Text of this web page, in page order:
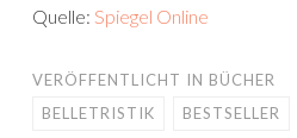
Quelle: Spiegel Online
VERÖFFENTLICHT IN BÜCHER
BELLETRISTIK
BESTSELLER